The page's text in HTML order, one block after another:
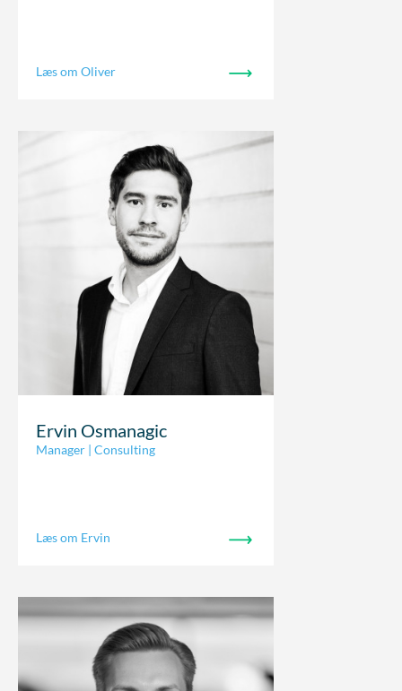
Læs om Oliver
Ervin Osmanagic
Manager | Consulting
Læs om Ervin